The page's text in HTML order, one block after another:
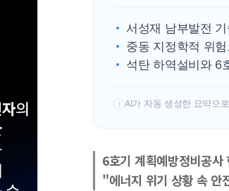
서성재 남부발전
중동 지정학적 위
석탄 하역설비와 6
! AI가 자동 생성한 요약으
6호기 계획예방정비공사
"에너지 위기 상황 속 안